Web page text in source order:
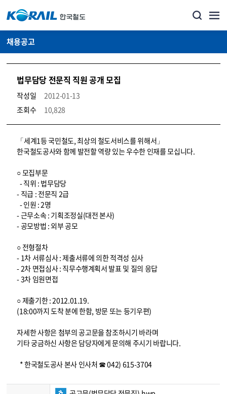
채용공고
법무담당 전문직 직원 공개 모집
작성일
2012-01-13
조회수
10,828
코레일소개_경영공시_채용공고 상세보기 – 내용, 파일, 담당자 연락처로 구성
「세계1등 국민철도, 최상의 철도서비스를 위해서」
한국철도공사와 함께 발전할 역량 있는 우수한 인재를 모십니다.
○ 모집부문
- 직위 : 법무담당
- 직급 : 전문직 2급
- 인원 : 2명
- 근무소속 : 기획조정실(대전 본사)
- 공모방법 : 외부 공모
○ 전형절차
- 1차 서류심사 : 제출서류에 의한 적격성 심사
- 2차 면접심사 : 직무수행계획서 발표 및 질의 응답
- 3차 임원면접
○ 제출기한 : 2012.01.19.
(18:00까지 도착 분에 한함, 방문 또는 등기우편)
자세한 사항은 첨부의 공고문을 참조하시기 바라며
기타 궁금하신 사항은 담당자에게 문의해 주시기 바랍니다.
* 한국철도공사 본사 인사처 ☎ 042) 615-3704